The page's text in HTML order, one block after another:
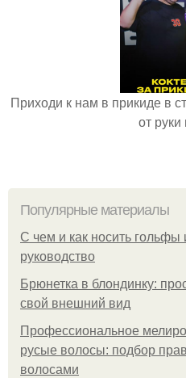
Приходи к нам в прикиде в
от руки
Популярные материалы
С чем и как носить гольфы
руководство
Брюнетка в блондинку:
свой внешний вид
Профессиональное
русые волосы: подбор
волосами